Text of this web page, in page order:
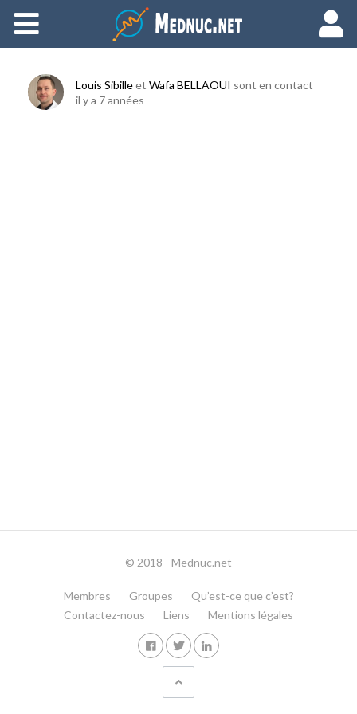
Ajouter du contenu
Louis Sibilleet Wafa BELLAOUI sont en contact
il y a 7 années
© 2018 - Mednuc.net
Membres Groupes
Qu’est-ce que c’est?
Contactez-nous
Liens Mentions légales